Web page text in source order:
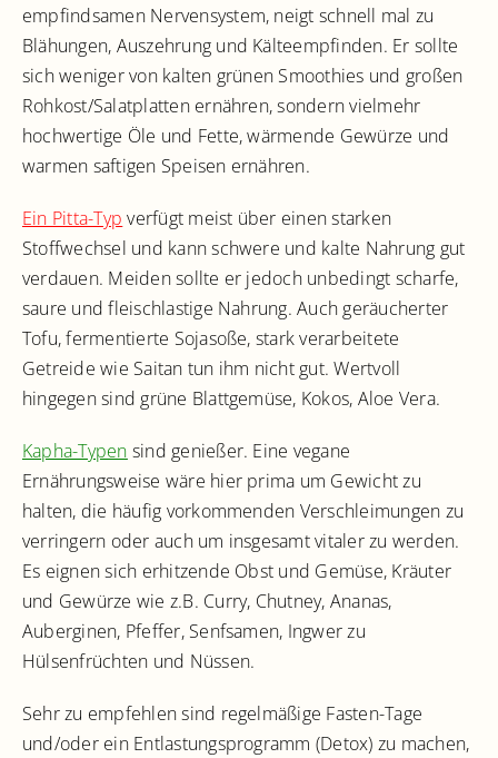
empfindsamen Nervensystem, neigt schnell mal zu
Blähungen, Auszehrung und Kälteempfinden. Er sollte
sich weniger von kalten grünen Smoothies und großen
Rohkost/Salatplatten ernähren, sondern vielmehr
hochwertige Öle und Fette, wärmende Gewürze und
warmen saftigen Speisen ernähren.
Ein Pitta-Typ verfügt meist über einen starken
Stoffwechsel und kann schwere und kalte Nahrung gut
verdauen. Meiden sollte er jedoch unbedingt scharfe,
saure und fleischlastige Nahrung. Auch geräucherter
Tofu, fermentierte Sojasoße, stark verarbeitete
Getreide wie Saitan tun ihm nicht gut. Wertvoll
hingegen sind grüne Blattgemüse, Kokos, Aloe Vera.
Kapha-Typen sind genießer. Eine vegane
Ernährungsweise wäre hier prima um Gewicht zu
halten, die häufig vorkommenden Verschleimungen zu
verringern oder auch um insgesamt vitaler zu werden.
Es eignen sich erhitzende Obst und Gemüse, Kräuter
und Gewürze wie z.B. Curry, Chutney, Ananas,
Auberginen, Pfeffer, Senfsamen, Ingwer zu
Hülsenfrüchten und Nüssen.
Sehr zu empfehlen sind regelmäßige Fasten-Tage
und/oder ein Entlastungsprogramm (Detox) zu machen,